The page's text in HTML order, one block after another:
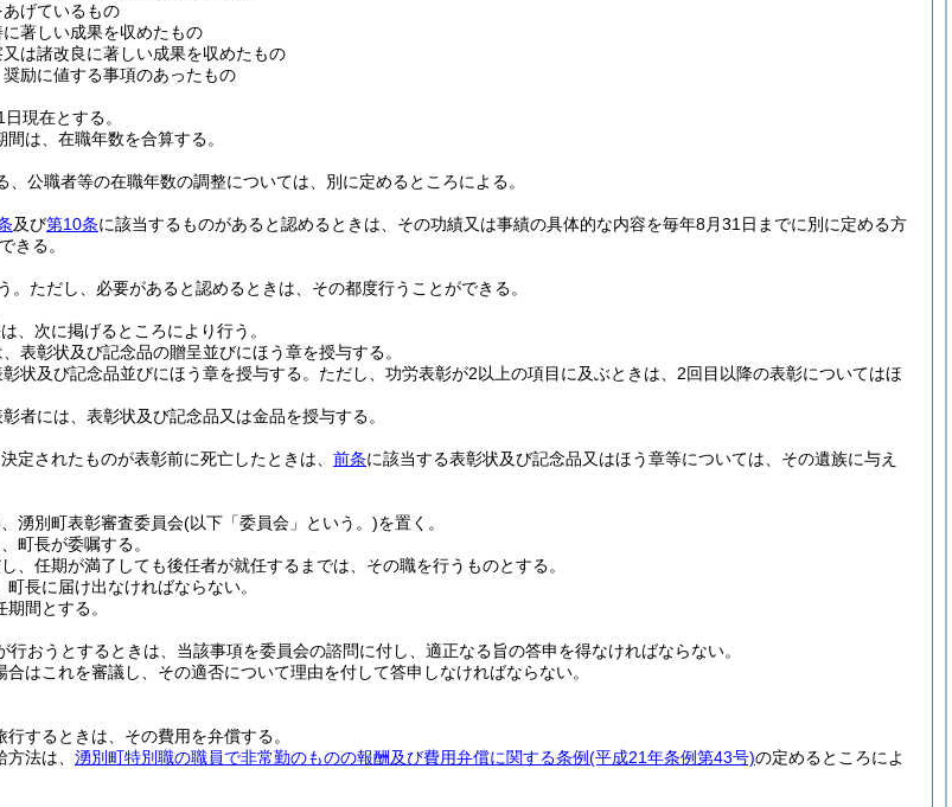
げているもの
著しい成果を収めたもの
は諸改良に著しい成果を収めたもの
励に値する事項のあったもの
現在とする。
は、在職年数を合算する。
、公職者等の在職年数の調整については、別に定めるところによる。
及び第10条に該当するものがあると認めるときは、その功績又は事績の具体的な内容を毎年8月31日までに別に定める方
きる。
。 ただし、必要があると認めるときは、その都度行うことができる。
、次に掲げるところにより行う。
表彰状及び記念品の贈呈並びにほう章を授与する。
状及び記念品並びにほう章を授与する。 ただし、功労表彰が2以上の項目に及ぶときは、2回目以降の表彰についてはほ
者には、表彰状及び記念品又は金品を授与する。
定されたものが表彰前に死亡したときは、 前条に該当する表彰状及び記念品又はほう章等については、その遺族に与え
湧別町表彰審査委員会(以下「委員会」という。)を置く。
町長が委嘱する。
、任期が満了しても後任者が就任するまでは、その職を行うものとする。
長に届け出なければならない。
間とする。
行おうとするときは、当該事項を委員会の諮問に付し、適正なる旨の答申を得なければならない。
合はこれを審議し、その適否について理由を付して答申しなければならない。
するときは、その費用を弁償する。
法は、 湧別町特別職の職員で非常勤のものの報酬及び費用弁償に関する条例(平成21年条例第43号)の定めるところによ